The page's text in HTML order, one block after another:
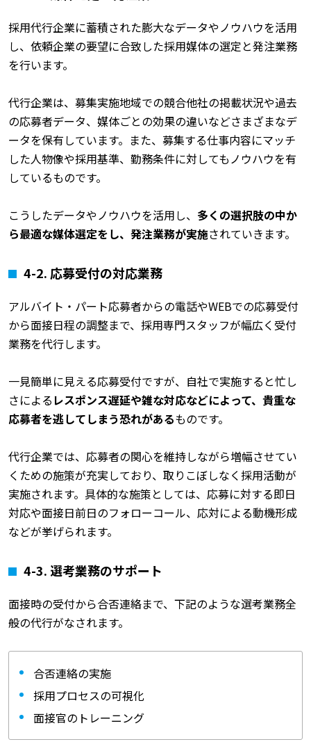
採用代行企業に蓄積された膨大なデータやノウハウを活用
し、依頼企業の要望に合致した採用媒体の選定と発注業務
を行います。
代行企業は、募集実施地域での競合他社の掲載状況や過去
の応募者データ、媒体ごとの効果の違いなどさまざまなデ
ータを保有しています。また、募集する仕事内容にマッチ
した人物像や採用基準、勤務条件に対してもノウハウを有
しているものです。
こうしたデータやノウハウを活用し、 多くの選択肢の中か
ら最適な媒体選定をし、発注業務が実施されていきます。
4-2. 応募受付の対応業務
アルバイト・パート応募者からの電話やWEBでの応募受付
から面接日程の調整まで、採用専門スタッフが幅広く受付
業務を代行します。
一見簡単に見える応募受付ですが、自社で実施すると忙し
さによる レスポンス遅延や雑な対応などによって、貴重な
応募者を逃してしまう恐れがあるものです。
代行企業では、応募者の関心を維持しながら増幅させてい
くための施策が充実しており、取りこぼしなく採用活動が
実施されます。具体的な施策としては、応募に対する即日
対応や面接日前日のフォローコール、応対による動機形成
などが挙げられます。
4-3. 選考業務のサポート
面接時の受付から合否連絡まで、下記のような選考業務全
般の代行がなされます。
合否連絡の実施
採用プロセスの可視化
面接官のトレーニング